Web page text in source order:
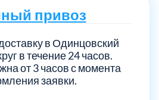
привоз
в Одинцовский
в течение 24 часов.
от 3 часов с момента
заявки.